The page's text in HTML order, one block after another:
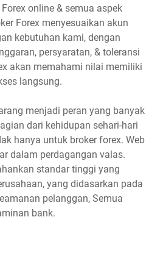
online & semua aspek
Forex menyesuaikan akun
kebutuhan kami, dengan
persyaratan, & toleransi
akan memahami nilai memiliki
langsung.
menjadi peran yang banyak
dari kehidupan sehari-hari
hanya untuk broker forex. Web
dalam perdagangan valas.
standar tinggi yang
yang didasarkan pada
pelanggan, Semua
bank.